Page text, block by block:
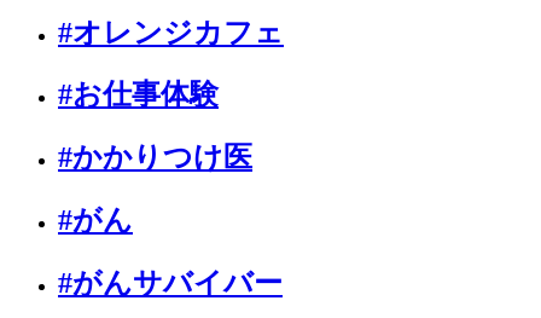
#オレンジカフェ
#お仕事体験
#かかりつけ医
#がん
#がんサバイバー